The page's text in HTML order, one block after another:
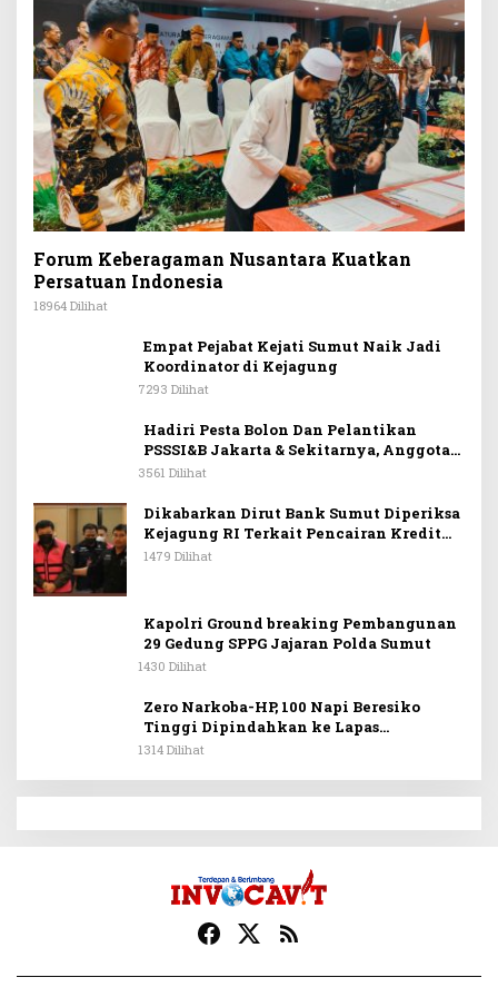
Forum Keberagaman Nusantara Kuatkan
Persatuan Indonesia
18964 Dilihat
Empat Pejabat Kejati Sumut Naik Jadi
Koordinator di Kejagung
7293 Dilihat
Hadiri Pesta Bolon Dan Pelantikan
PSSSI&B Jakarta & Sekitarnya, Anggota
DPR RI Kombes. Pol. (Purn). Dr. Maruli
Simanjuntak Dapat Berkontribusi
Membangun Bangsa
3561 Dilihat
Dikabarkan Dirut Bank Sumut Diperiksa
Kejagung RI Terkait Pencairan Kredit
PT Sritex
1479 Dilihat
Kapolri Ground breaking Pembangunan
29 Gedung SPPG Jajaran Polda Sumut
1430 Dilihat
Zero Narkoba-HP, 100 Napi Beresiko
Tinggi Dipindahkan ke Lapas
Nusakambangan
1314 Dilihat